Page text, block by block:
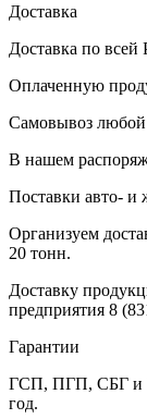
Доставка
Доставка по
Оплаченную
Самовывоз любой
В нашем
Поставки авто- и
Организуем
20 тонн.
Доставку
предприятия 8
Гарантии
ГСП, ПГП, СБГ и
год.